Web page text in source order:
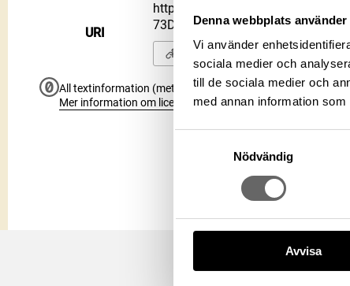
Denna webbplats
Vi använder
sociala medier och
till de sociala medier och
med annan information
Nödvändig
Avvisa
URI
https://samlingar.shm.se/media/
73DA85041708
Kopiera URI
All textinformation (metadata) på denna sida är fri att
Mer information om licenser hos Statens historiska museer.